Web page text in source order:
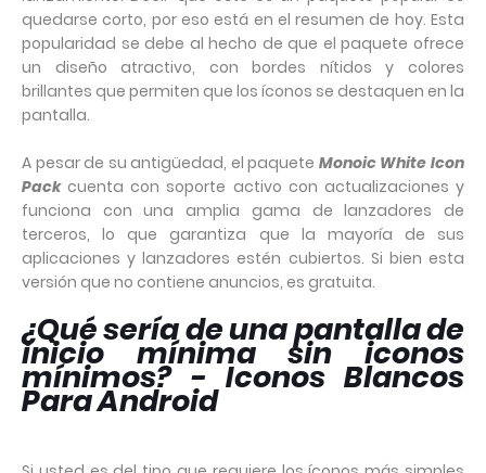
quedarse corto, por eso está en el resumen de hoy. Esta
popularidad se debe al hecho de que el paquete ofrece
un diseño atractivo, con bordes nítidos y colores
brillantes que permiten que los íconos se destaquen en la
pantalla.
A pesar de su antigüedad, el paquete Monoic White Icon
Packcuenta con soporte activo con actualizaciones y
funciona con una amplia gama de lanzadores de
terceros, lo que garantiza que la mayoría de sus
aplicaciones y lanzadores estén cubiertos. Si bien esta
versión que no contiene anuncios, es gratuita.
¿Qué sería de una pantalla de
inicio mínima sin iconos
mínimos? - Iconos Blancos
Para Android